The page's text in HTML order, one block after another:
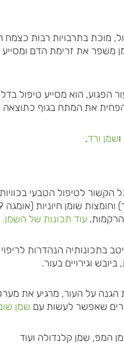
מוכת בתרבויות רבות
משפר את זרימת הדם
הפגוע, הוא מסייע טיפול
את המתח בגוף
ושמן ורד.
הקשור לטיפול הטבעי
עוד תכונות של השמן.
בתכונותיה הנהדרות לריפוי
וגירויים בעור.
הגנה על העור, מרגיע את
שאפשר לעשות עם שמן
המפ, שמן קלנדולה ועוד